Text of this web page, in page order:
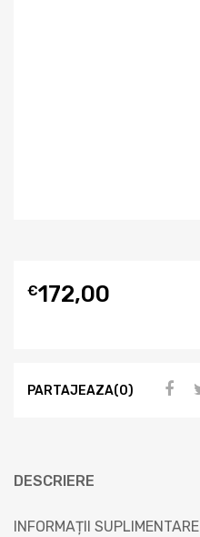
€172,00
PARTAJEAZA(0)
DESCRIERE
INFORMAȚII SUPLIMENTARE